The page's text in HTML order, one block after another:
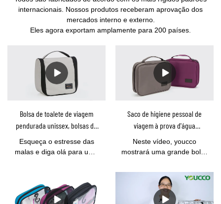
internacionais. Nossos produtos receberam aprovação dos
mercados interno e externo.
Eles agora exportam amplamente para 200 países.
Bolsa de toalete de viagem
pendurada unissex, bolsas de
Esqueça o estresse das
malas e diga olá para uma
compartimentos nesta bolsa
de higiene pendurada,
Saco de higiene pessoal de
viagem à prova d'água
profissional personalizado
fabricantes de bolsas de
da China PM80803C
Neste vídeo, youcco
mostrará uma grande bolsa
pode conter todos os seus
produtos de higiene em
uma bolsa, também pode